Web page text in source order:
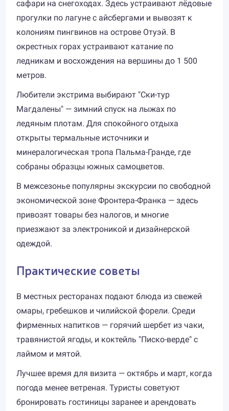
сафари на снегоходах. Здесь устраивают лёдовые
прогулки по лагуне с айсбергами и вывозят к
колониям пингвинов на острове Отуэй. В
окрестных горах устраивают катание по
ледникам и восхождения на вершины до 1 500
метров.
Любители экстрима выбирают "Ски-тур
Магдалены" — зимний спуск на лыжах по
ледяным плотам. Для спокойного отдыха
открыты термальные источники и
минералогическая тропа Пальма-Гранде, где
собраны образцы южных самоцветов.
В межсезонье популярны экскурсии по свободной
экономической зоне Фронтера-Франка — здесь
привозят товары без налогов, и многие
приезжают за электроникой и дизайнерской
одеждой.
Практические советы
В местных ресторанах подают блюда из свежей
омары, гребешков и чилийской форели. Среди
фирменных напитков — горячий шербет из чаки,
травянистой ягоды, и коктейль "Писко-верде" с
лаймом и мятой.
Лучшее время для визита — октябрь и март, когда
погода менее ветреная. Туристы советуют
бронировать гостиницы заранее и арендовать